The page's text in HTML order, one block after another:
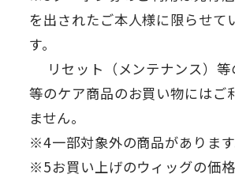
を出されたご本人様に限らせて
す。
リセット（メンテナンス）等
等のケア商品のお買い物にはご
ません。
※4一部対象外の商品があります
※5お買い上げのウィッグの価